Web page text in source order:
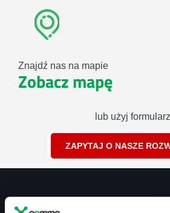
Znajdź nas na mapie
Zobacz mapę
lub użyj
ZAPYTAJ O NASZE